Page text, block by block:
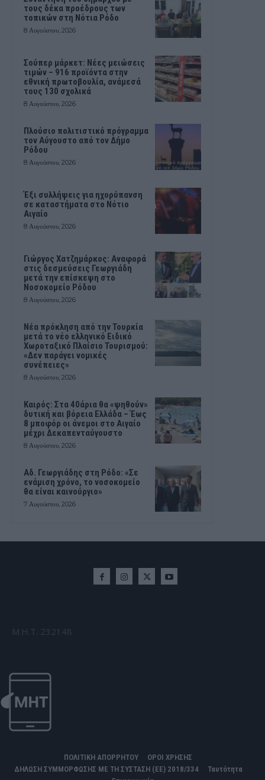
τους δέκα προέδρους των
τοπικών στη Νότια Ρόδο
8 Αυγούστου, 2026
Σούπερ μάρκετ: Νέες μειώσεις
τιμών – 916 προϊόντα στην
εθνική πρωτοβουλία, ανάμεσά
τους 130 σχολικά
8 Αυγούστου, 2026
Πλούσιο πολιτιστικό πρόγραμμα
τον Αύγουστο από τον Δήμο
Ρόδου
8 Αυγούστου, 2026
Έξι συλλήψεις για ηχορύπανση
σε καταστήματα στο Νότιο
Αιγαίο
8 Αυγούστου, 2026
Γιώργος Χατζημάρκος: Αναφορά
στις δεσμεύσεις Γεωργιάδη
μετά την επίσκεψη στο
Νοσοκομείο Ρόδου
8 Αυγούστου, 2026
Νέα πρόκληση από την Τουρκία
μετά το νέο ελληνικό Ειδικό
Χωροταξικό Πλαίσιο Τουρισμού:
«Δεν παράγει νομικές
συνέπειες»
8 Αυγούστου, 2026
Καιρός: Στα 40άρια θα «ψηθούν»
δυτική και βόρεια Ελλάδα – Έως
8 μποφόρ οι άνεμοι στο Αιγαίο
μέχρι Δεκαπενταύγουστο
8 Αυγούστου, 2026
Αδ. Γεωργιάδης στη Ρόδο: «Σε
ενάμιση χρόνο, το νοσοκομείο
θα είναι καινούργιο»
7 Αυγούστου, 2026
Μ.Η.Τ. 232148
ΠΟΛΙΤΙΚΗ ΑΠΟΡΡΗΤΟΥ
ΟΡΟΙ ΧΡΗΣΗΣ
ΔΗΛΩΣΗ ΣΥΜΜΟΡΦΩΣΗΣ ΜΕ ΤΗ ΣΥΣΤΑΣΗ (ΕΕ) 2018/334
Ταυτότητα